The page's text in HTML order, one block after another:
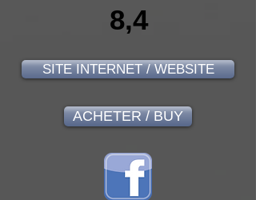
8,4
SITE INTERNET / WEBSITE
ACHETER / BUY